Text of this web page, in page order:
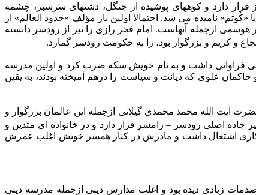
دارد و کوههاى پوشیده از جنگل، دشتهاى سرسبز، چشمه
نامیده مى شد. احتمالا اولین بار مؤلف «حدود العالم» از
ازجمله آنهاست. امام فخر رازى را نیز از رودسر دانسته
و کریم و بزرگوار بود، را به حکومت رودسر گمارد.
فراوانى داشت و به نام خویش سکه ضرب کرد و اولین مدرسه
علوى که دیانت و سیاست را درهم آمیخته بودند، به یقین
آیت الله محمد محمدى گیلانى ازجمله این عالمان بزرگوار و
جاده اصلى رودسر – رامسر قرار دارد و در خانواده اى متدین و
کارى اشتغال داشت و مادرش در کنار همسر خویش اغلب عمرش
زیادى دیده بود و اغلب مدارس دینى ازجمله مدرسه دینى